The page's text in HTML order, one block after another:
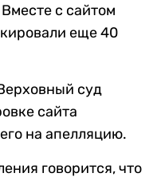
с сайтом
еще 40
суд
сайта
на апелляцию.
говорится, что